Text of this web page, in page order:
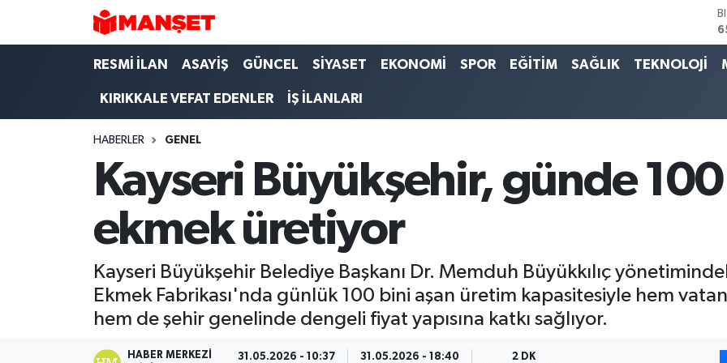
RESMİ İLAN ASAYİŞ GÜNCEL SİYASET EKONOMİ SPOR EĞİTİM SAĞLIK TEKNOLOJİ
KIRIKKALE VEFAT EDENLER İŞ İLANLARI
HABERLER GENEL
Kayseri Büyükşehir, günde
ekmek üretiyor
Kayseri Büyükşehir Belediye Başkanı Dr. Memduh Büyükkılıç
Ekmek Fabrikası'nda günlük 100 bini aşan üretim kapasitesiyle hem
hem de şehir genelinde dengeli fiyat yapısına katkı sağlıyor.
HABER MERKEZI 31.05.2026 - 10:37 31.05.2026 - 18:40 2 DK
Hava Durumu
Trafik Durumu
Süper Lig Puan Durumu ve Fikstür
Tüm Manşetler
Son Dakika Haberleri
Haber Arşivi